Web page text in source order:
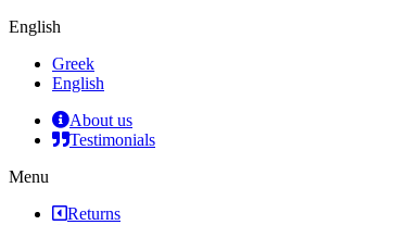
English
Greek
English
About us
Testimonials
Menu
Returns